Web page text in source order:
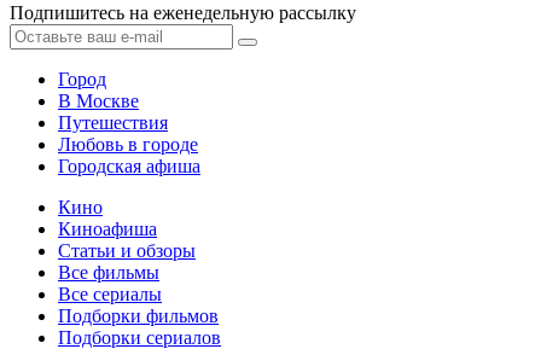
Подпишитесь на еженедельную рассылку
Город
В Москве
Путешествия
Любовь в городе
Городская афиша
Кино
Киноафиша
Статьи и обзоры
Все фильмы
Все сериалы
Подборки фильмов
Подборки сериалов